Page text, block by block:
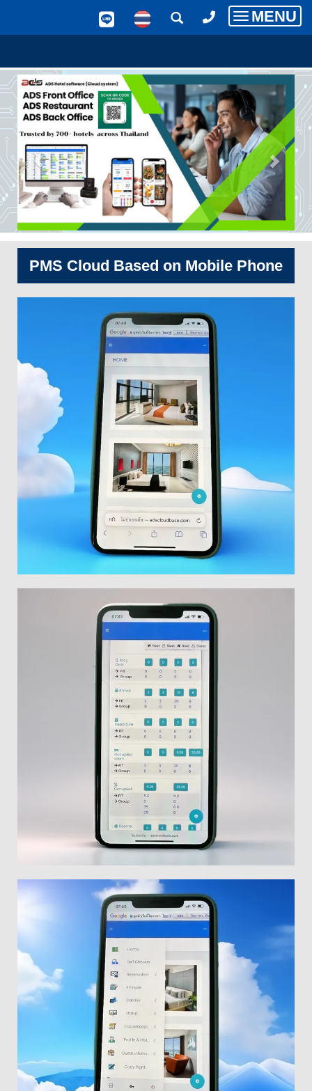
Toggle
MENU
PMS Cloud Based on Mobile Phone